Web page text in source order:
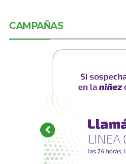
CAMPAÑAS